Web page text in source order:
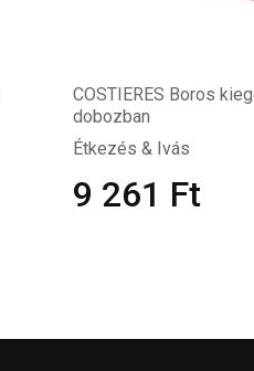
COSTIERES Boros
dobozban
Étkezés & Ivás
9 261 Ft